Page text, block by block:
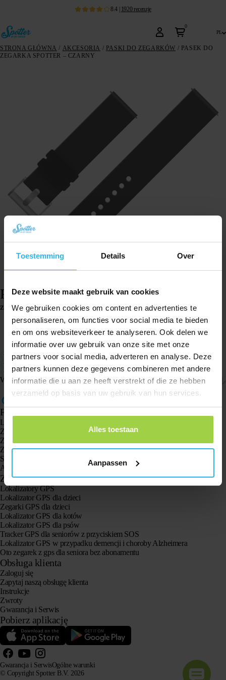
Toestemming Details Over
Deze website maakt gebruik van cookies
We gebruiken cookies om content en advertenties te
personaliseren, om functies voor social media te bieden
en om ons websiteverkeer te analyseren. Ook delen we
informatie over uw gebruik van onze site met onze
partners voor social media, adverteren en analyse. Deze
partners kunnen deze gegevens combineren met andere
informatie die u aan ze heeft verstrekt of die ze hebben
verzameld op basis van uw gebruik van hun services.
Alles toestaan
Aanpassen
8.4 | 1920 recenzje
0
pl
STRONA GŁÓWNA / AKCESORIA / PASKI DO ZEGARKÓW / PASEK DO
ZEGARKA SPOTTER – CZARNY
Pasek do zegarka Spotter – Czarny
zł 62,91
Na stanie
Dodaj do koszyka
Kompatybilny ze Spotter GPS Watch
Mały rozmiar: pasek ma 17 centymetrów (zegarek 4,5 cm)
Łatwy do regulacji
Wysyłka i zwroty
Produkty
Lokalizator GPS Spotter X10
Zegarek GPS Spotter Senior
Zegarek GPS Spotter Explorer
Zegarek GPS dla dzieci Spotter
Spotter CatX
Animal Spotter
Zastosowania
Lokalizatory GPS
Lokalizator GPS dla dzieci
Zegarki GPS dla dzieci
Lokalizator GPS dla kotów
Lokalizator GPS dla psów
Tracker GPS dla seniorów z przyciskiem SOS
Lokalizator GPS w przypadku demencji i choroby Alzheimera
Oto zegarek z gps dla seniora bez abonamentu
Obsługa klienta
Zaloguj się
Zapytaj naszą obsługę klienta
Instrukcje
Zwroty
Gwarancja i Serwis
Pobierz aplikację
© Copyright Spotter B.V. 2026
Gwarancja i SerwisOgólne warunki